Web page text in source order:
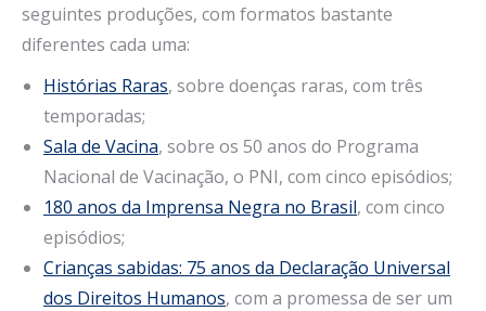
seguintes produções, com formatos bastante
diferentes cada uma:
Histórias Raras, sobre doenças raras, com três
temporadas;
Sala de Vacina, sobre os 50 anos do Programa
Nacional de Vacinação, o PNI, com cinco episódios;
180 anos da Imprensa Negra no Brasil, com cinco
episódios;
Crianças sabidas: 75 anos da Declaração Universal
dos Direitos Humanos, com a promessa de ser um